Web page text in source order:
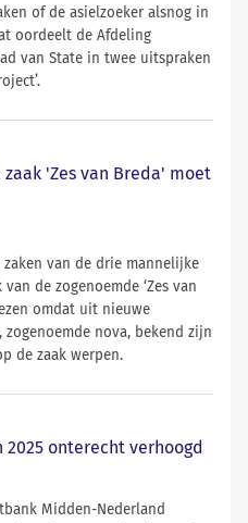
of de asielzoeker alsnog in
oordeelt de Afdeling
van State in twee uitspraken
zaak 'Zes van Breda' moet
van de drie mannelijke
de zogenoemde ‘Zes van
omdat uit nieuwe
nova, bekend zijn
de zaak werpen.
2025 onterecht verhoogd
Midden-Nederland